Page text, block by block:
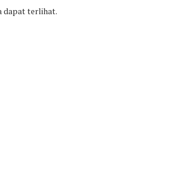
dapat terlihat.